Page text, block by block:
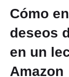
Cómo
deseos
en un
Amazon